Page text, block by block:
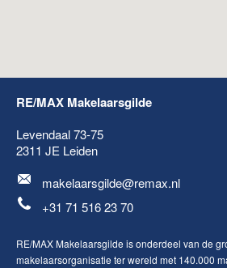
RE/MAX Makelaarsgilde
Levendaal 73-75
2311 JE Leiden
makelaarsgilde@remax.nl
+31 71 516 23 70
RE/MAX Makelaarsgilde is onderdeel van de
makelaarsorganisatie ter wereld met 140.000